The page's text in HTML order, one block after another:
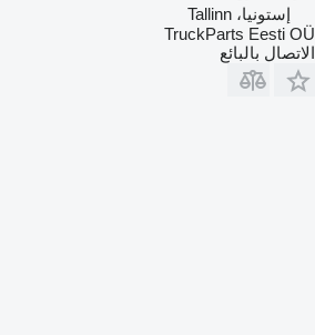
إستونيا، Tallinn
TruckParts Eesti OÜ
الاتصال بالبائع